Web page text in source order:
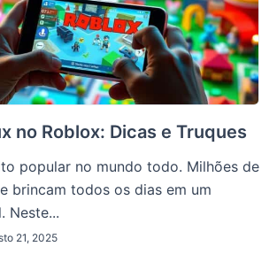
no Roblox: Dicas e Truques
popular no mundo todo. Milhões de
brincam todos os dias em um
Neste...
21, 2025